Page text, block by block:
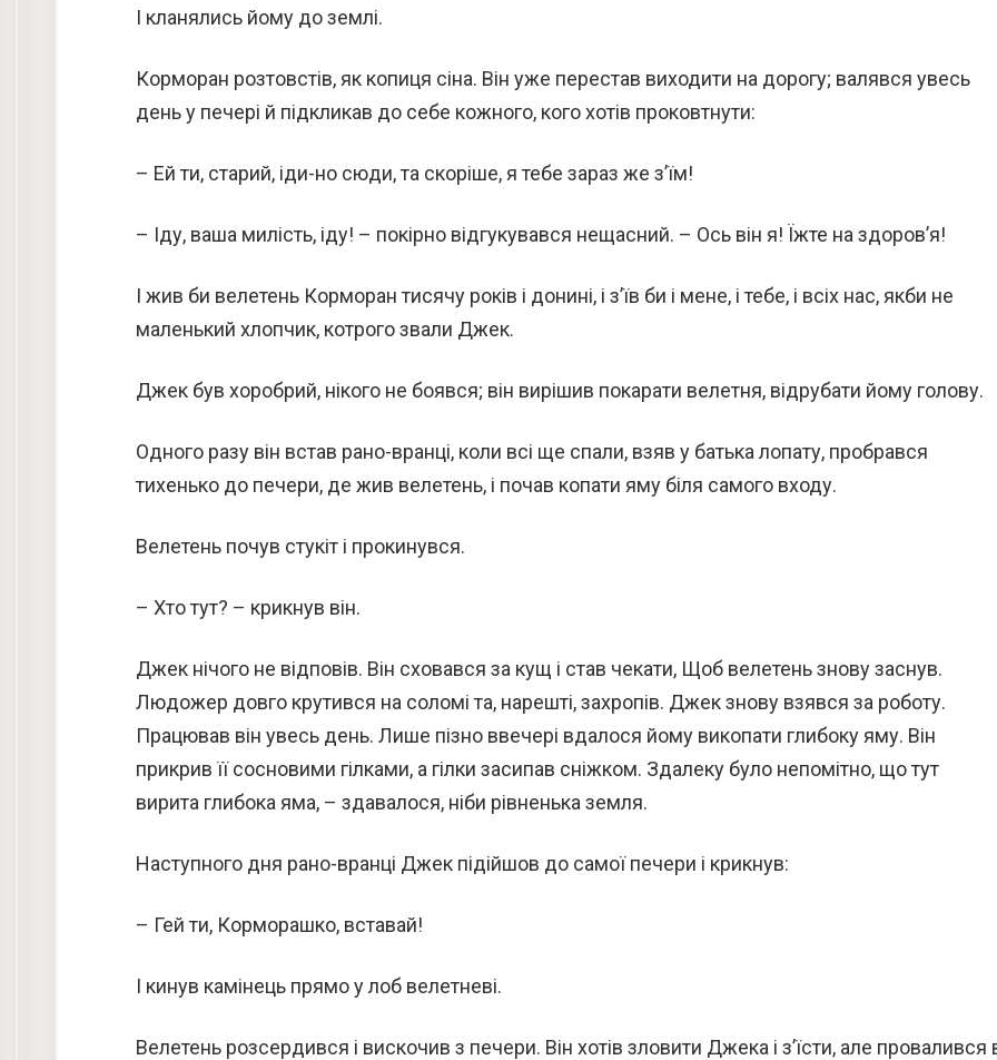
І кланялись йому до землі.
Корморан розтовстів, як копиця сіна. Він уже перестав виходити на дорогу; валявся увесь
день у печері й підкликав до себе кожного, кого хотів проковтнути:
– Ей ти, старий, іди-но сюди, та скоріше, я тебе зараз же з’їм!
– Іду, ваша милість, іду! – покірно відгукувався нещасний. – Ось він я! Їжте на здоров’я!
І жив би велетень Корморан тисячу років і донині, і з’їв би і мене, і тебе, і всіх нас, якби не
маленький хлопчик, котрого звали Джек.
Джек був хоробрий, нікого не боявся; він вирішив покарати велетня, відрубати йому голову.
Одного разу він встав рано-вранці, коли всі ще спали, взяв у батька лопату, пробрався
тихенько до печери, де жив велетень, і почав копати яму біля самого входу.
Велетень почув стукіт і прокинувся.
– Хто тут? – крикнув він.
Джек нічого не відповів. Він сховався за кущ і став чекати, Щоб велетень знову заснув.
Людожер довго крутився на соломі та, нарешті, захропів. Джек знову взявся за роботу.
Працював він увесь день. Лише пізно ввечері вдалося йому викопати глибоку яму. Він
прикрив її сосновими гілками, а гілки засипав сніжком. Здалеку було непомітно, що тут
вирита глибока яма, – здавалося, ніби рівненька земля.
Наступного дня рано-вранці Джек підійшов до самої печери і крикнув:
– Гей ти, Корморашко, вставай!
І кинув камінець прямо у лоб велетневі.
Велетень розсердився і вискочив з печери. Він хотів зловити Джека і з’їсти, але провалився